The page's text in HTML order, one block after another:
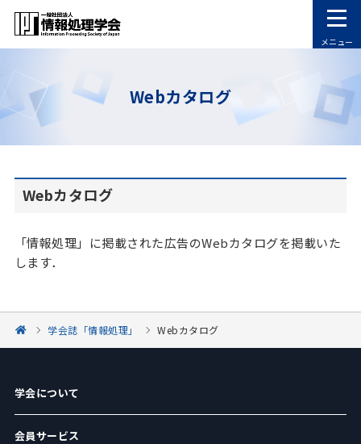
メニュー
Webカタログ
Webカタログ
「情報処理」に掲載された広告のWebカタログを掲載いた
します．
学会誌「情報処理」 Webカタログ
学会について
会員サービス